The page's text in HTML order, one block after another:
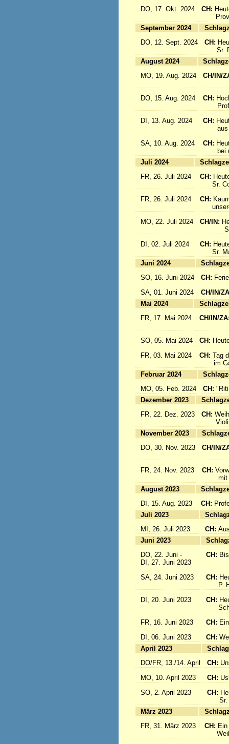
DO, 17. Okt. 2024 CH:
September 2024
DO, 12. Sept. 2024
CH:
Sr.
August 2024
MO, 19. Aug. 2024
CH/IN/
DO, 15. Aug. 2024
CH:
DI, 13. Aug. 2024
CH:
aus
SA, 10. Aug. 2024
CH:
bei
Juli 2024
FR, 26. Juli 2024
CH:
Sr.
FR, 26. Juli 2024
CH:
unsere
MO, 22. Juli 2024
CH/IN:
Sr.
DI, 02. Juli 2024
CH:
Sr.
Juni 2024
SO, 16. Juni 2024
CH:
SA, 01. Juni 2024
CH/IN/
Mai 2024
FR, 17. Mai 2024
CH/IN/
SO, 05. Mai 2024
CH:
FR, 03. Mai 2024
CH: Tag
im
Februar 2024
MO, 05. Feb. 2024
CH:
Dezember 2023
FR, 22. Dez. 2023
CH:
November 2023
DO, 30. Nov. 2023
CH/IN/
FR, 24. Nov. 2023
CH:
mit
August 2023
DI, 15. Aug. 2023
CH:
Juli 2023
MI, 26. Juli 2023
CH:
Juni 2023
DO, 22. Juni -
DI, 27. Juni 2023
CH:
SA, 24. Juni 2023 CH:
P.
DI, 20. Juni 2023
CH:
FR, 16. Juni 2023
CH:
DI, 06. Juni 2023
CH:
April 2023
DO/FR, 13./14. April
CH:
MO, 10. April 2023
CH:
SO, 2. April 2023
CH:
Sr.
März 2023
FR, 31. März 2023
CH: